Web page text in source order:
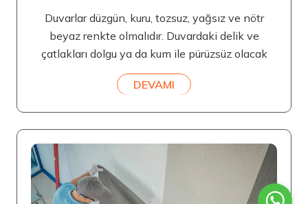
Duvarlar düzgün, kuru, tozsuz, yağsız ve nötr
beyaz renkte olmalıdır. Duvardaki delik ve
çatlakları dolgu ya da kum ile pürüzsüz olacak
DEVAMI